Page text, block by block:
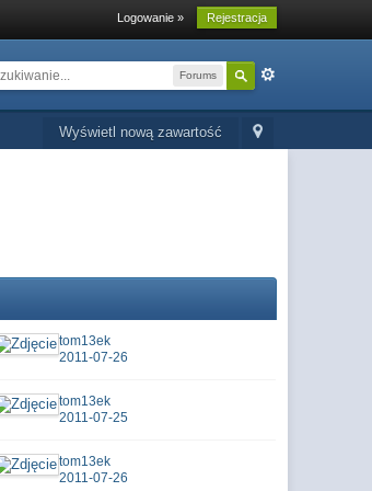
Logowanie » Rejestracja
Forums
Wyświetl nową zawartość
tom13ek
2011-07-26
tom13ek
2011-07-25
tom13ek
2011-07-26